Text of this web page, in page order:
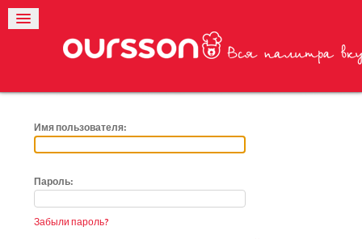
Имя пользователя:
Пароль:
Забыли пароль?